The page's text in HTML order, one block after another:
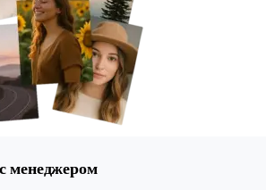
менеджером